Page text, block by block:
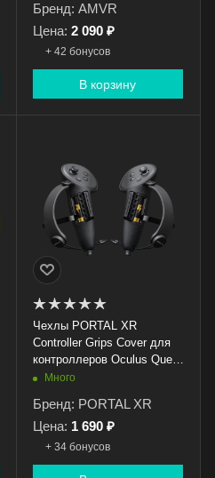
Бренд: AMVR
Цена: 2 090 ₽
+ 42 бонусов
В корзину
Чехлы PORTAL XR
Controller Grips Cover для
контроллеров Oculus Quest
3 / Quest 3S
Много
Бренд: PORTAL XR
Цена: 1 690 ₽
+ 34 бонусов